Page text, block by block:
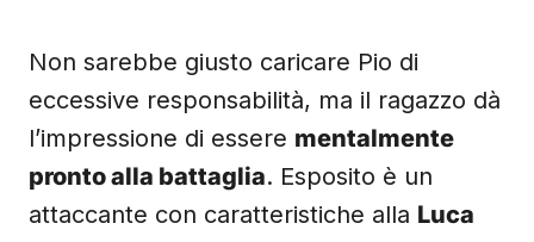
Non sarebbe giusto caricare Pio di
eccessive responsabilità, ma il ragazzo dà
l’impressione di essere mentalmente
pronto alla battaglia. Esposito è un
attaccante con caratteristiche alla Luca